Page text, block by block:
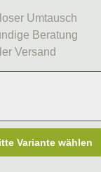
Umtausch
Beratung
Versand
Variante wählen